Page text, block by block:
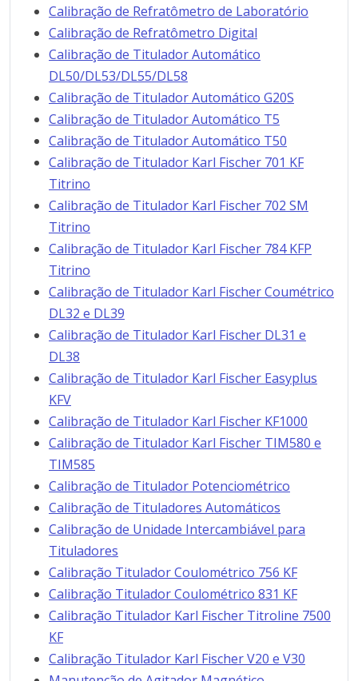
Calibração de Refratômetro de Laboratório
Calibração de Refratômetro Digital
Calibração de Titulador Automático
DL50/DL53/DL55/DL58
Calibração de Titulador Automático G20S
Calibração de Titulador Automático T5
Calibração de Titulador Automático T50
Calibração de Titulador Karl Fischer 701 KF
Titrino
Calibração de Titulador Karl Fischer 702 SM
Titrino
Calibração de Titulador Karl Fischer 784 KFP
Titrino
Calibração de Titulador Karl Fischer Coumétrico
DL32 e DL39
Calibração de Titulador Karl Fischer DL31 e
DL38
Calibração de Titulador Karl Fischer Easyplus
KFV
Calibração de Titulador Karl Fischer KF1000
Calibração de Titulador Karl Fischer TIM580 e
TIM585
Calibração de Titulador Potenciométrico
Calibração de Tituladores Automáticos
Calibração de Unidade Intercambiável para
Tituladores
Calibração Titulador Coulométrico 756 KF
Calibração Titulador Coulométrico 831 KF
Calibração Titulador Karl Fischer Titroline 7500
KF
Calibração Titulador Karl Fischer V20 e V30